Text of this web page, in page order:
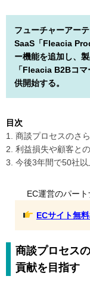
フューチャーアー
SaaS「Fleacia
ー機能を追加し、
「Fleacia B2Bコ
供開始する。
目次
1. 商談プロセスのさ
2. 利益損失や顧客と
3. 今後3年間で50社
EC運営のパー
ECサイト無
商談プロセス
貢献を目指す